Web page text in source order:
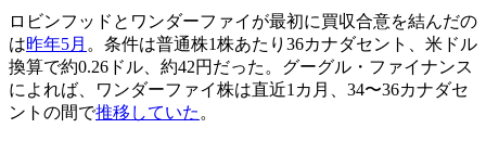
ロビンフッドとワンダーファイが最初に買収合意を結んだの
は昨年5月 。条件は普通株1株あたり36カナダセント、米ドル
換算で約0.26ドル、約42円だった。グーグル・ファイナンス
によれば、ワンダーファイ株は直近1カ月、34〜36カナダセ
ントの間で推移していた 。